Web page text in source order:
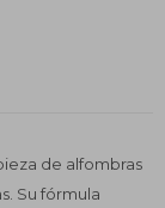
de alfombras
Su fórmula